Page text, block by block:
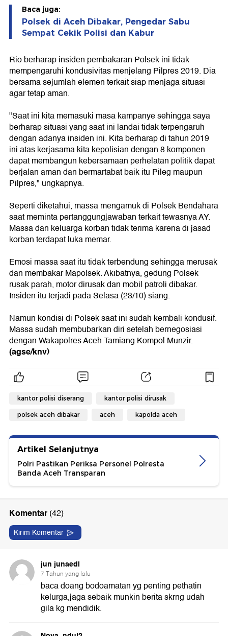
Baca juga:
Polsek di Aceh Dibakar, Pengedar Sabu
Sempat Cekik Polisi dan Kabur
Rio berharap insiden pembakaran Polsek ini tidak
mempengaruhi kondusivitas menjelang Pilpres 2019. Dia
bersama sejumlah elemen terkait siap menjaga situasi
agar tetap aman.
"Saat ini kita memasuki masa kampanye sehingga saya
berharap situasi yang saat ini landai tidak terpengaruh
dengan adanya insiden ini. Kita berharap di tahun 2019
ini atas kerjasama kita kepolisian dengan 8 komponen
dapat membangun kebersamaan perhelatan politik dapat
berjalan aman dan bermartabat baik itu Pileg maupun
Pilpres," ungkapnya.
Seperti diketahui, massa mengamuk di Polsek Bendahara
saat meminta pertanggungjawaban terkait tewasnya AY.
Massa dan keluarga korban tidak terima karena di jasad
korban terdapat luka memar.
Emosi massa saat itu tidak terbendung sehingga merusak
dan membakar Mapolsek. Akibatnya, gedung Polsek
rusak parah, motor dirusak dan mobil patroli dibakar.
Insiden itu terjadi pada Selasa (23/10) siang.
Namun kondisi di Polsek saat ini sudah kembali kondusif.
Massa sudah membubarkan diri setelah bernegosiasi
dengan Wakapolres Aceh Tamiang Kompol Munzir.
(agse/knv)
kantor polisi diserang kantor polisi dirusak
polsek aceh dibakar aceh kapolda aceh
Artikel Selanjutnya
Polri Pastikan Periksa Personel Polresta
Banda Aceh Transparan